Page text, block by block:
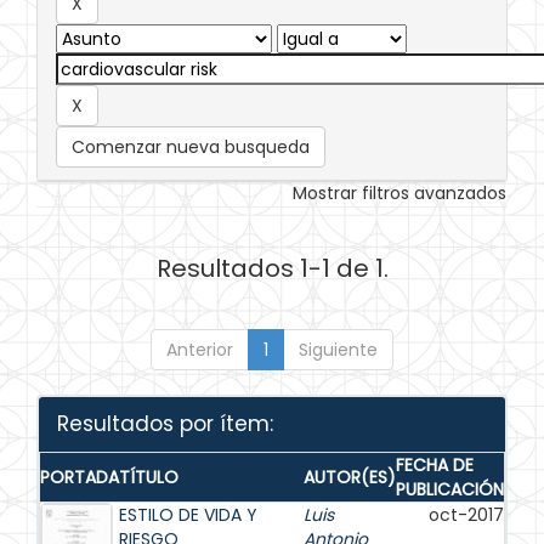
Comenzar nueva busqueda
Mostrar filtros avanzados
Resultados 1-1 de 1.
Anterior 1 Siguiente
Resultados por ítem:
PORTADATÍTULO AUTOR(ES)FECHA DE
PUBLICACIÓN
ESTILO DE VIDA Y
RIESGO
Luis
Antonio
oct-2017